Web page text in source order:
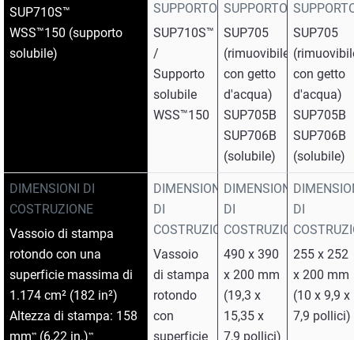
SUP710S™
WSS™150 (supporto
solubile)
DIMENSIONI DI
COSTRUZIONE
Vassoio di stampa
rotondo con una
superficie massima di
1.174 cm² (182 in²)
Altezza di stampa: 158
mm**(6,22 in.)**
SUPPORTO
SUP710S™
/
Supporto
solubile
WSS™150
DIMENSIONI
DI
COSTRUZIONE
Vassoio
di stampa
rotondo
con
superficie
SUPPORTO
SUP705
(rimuovibile
con getto
d'acqua)
SUP705B
SUP706B
(solubile)
DIMENSIONI
DI
COSTRUZIONE
490 x 390
x 200 mm
(19,3 x
15,35 x
7,9 pollici)
SUP705
con getto
d'acqua)
SUP705B
SUP706B
(solubile)
DI
255 x 252
x 200 mm
(10 x 9,9 x
7,9 pollici)